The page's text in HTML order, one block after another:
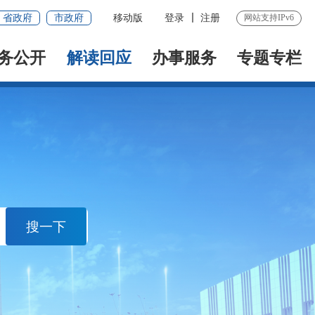
省政府 市政府 移动版 登录 注册 网站支持IPv6
公开 解读回应 办事服务 专题专栏
搜一下